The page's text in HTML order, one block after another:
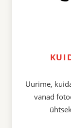
Uurime,
vanad